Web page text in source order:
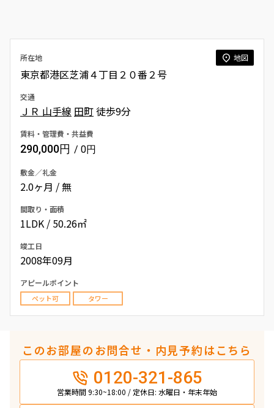
所在地 地図
東京都港区芝浦４丁目２０番２号
交通
ＪＲ 山手線 田町徒歩9分
賃料・管理費・共益費
290,000円 / 0円
敷金／礼金
2.0ヶ月 / 無
間取り・面積
1LDK / 50.26㎡
竣工日
2008年09月
アピールポイント
ペット可 タワー
このお部屋のお問合せ・内見予約はこちら
0120-321-865
営業時間 9:30~18:00 / 定休日: 水曜日・年末年始